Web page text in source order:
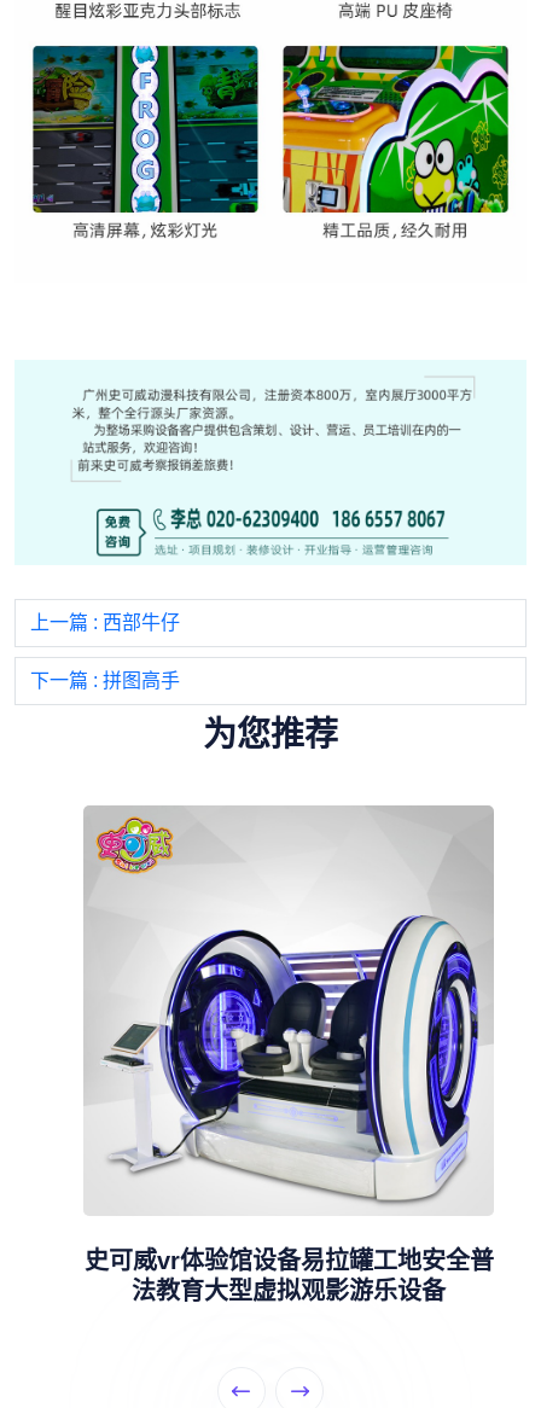
上一篇 : 西部牛仔
下一篇 : 拼图高手
为您推荐
史可威vr体验馆设备易拉罐工地安全普
法教育大型虚拟观影游乐设备